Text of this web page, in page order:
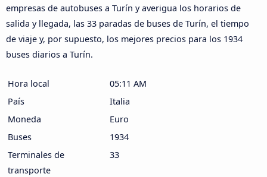
empresas de autobuses a Turín y averigua los horarios de
salida y llegada, las 33 paradas de buses de Turín, el tiempo
de viaje y, por supuesto, los mejores precios para los 1934
buses diarios a Turín.
Hora local
05:11 AM
País
Italia
Moneda
Euro
Buses
1934
Terminales de
transporte
33